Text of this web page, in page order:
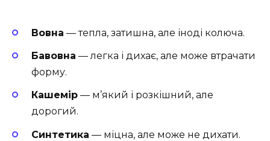
Вовна — тепла, затишна, але іноді колюча.
Бавовна — легка і дихає, але може втрачати
форму.
Кашемір — м’який і розкішний, але
дорогий.
Синтетика — міцна, але може не дихати.